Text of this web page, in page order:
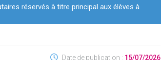
réservés à titre principal aux élèves à
Date de publication : 15/07/2026